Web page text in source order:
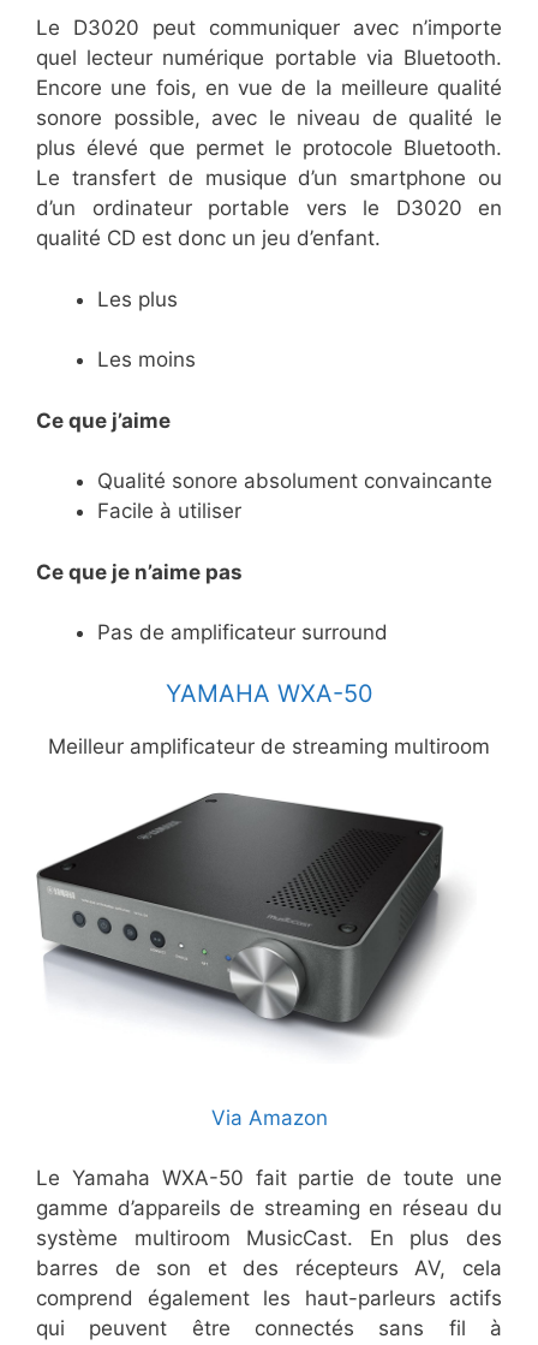
Le D3020 peut communiquer avec n’importe
quel lecteur numérique portable via Bluetooth.
Encore une fois, en vue de la meilleure qualité
sonore possible, avec le niveau de qualité le
plus élevé que permet le protocole Bluetooth.
Le transfert de musique d’un smartphone ou
d’un ordinateur portable vers le D3020 en
qualité CD est donc un jeu d’enfant.
Les plus
Les moins
Ce que j’aime
Qualité sonore absolument convaincante
Facile à utiliser
Ce que je n’aime pas
Pas de amplificateur surround
YAMAHA WXA-50
Meilleur amplificateur de streaming multiroom
Via Amazon
Le Yamaha WXA-50 fait partie de toute une
gamme d’appareils de streaming en réseau du
système multiroom MusicCast. En plus des
barres de son et des récepteurs AV, cela
comprend également les haut-parleurs actifs
qui peuvent être connectés sans fil à